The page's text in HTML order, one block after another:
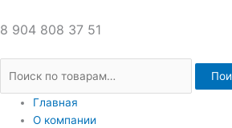
8 904 808 37 51
Главная
О компании